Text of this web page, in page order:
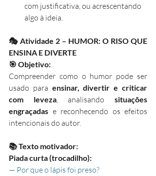
com justificativa, ou acrescentando
algo à ideia.
🎭 Atividade 2 – HUMOR: O RISO QUE
ENSINA E DIVERTE
🎯 Objetivo:
Compreender como o humor pode ser
usado para ensinar, divertir e criticar
com leveza, analisando situações
engraçadas e reconhecendo os efeitos
intencionais do autor.
📚 Texto motivador:
Piada curta (trocadilho):
— Por que o lápis foi preso?